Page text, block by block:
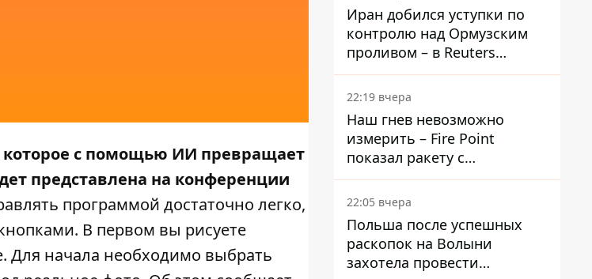
которое с помощью ИИ превращает
представлена на конференции
программой достаточно легко,
В первом вы рисуете
Для начала необходимо выбрать
Иран добился уступки по
контролю над Ормузским
проливом – в Reuters
раскрыли детали
22:19 вчера
Наш гнев невозможно
измерить – Fire Point
показал ракету с
загадочной отметкой 723
22:05 вчера
Польша после успешных
раскопок на Волыни
захотела провести